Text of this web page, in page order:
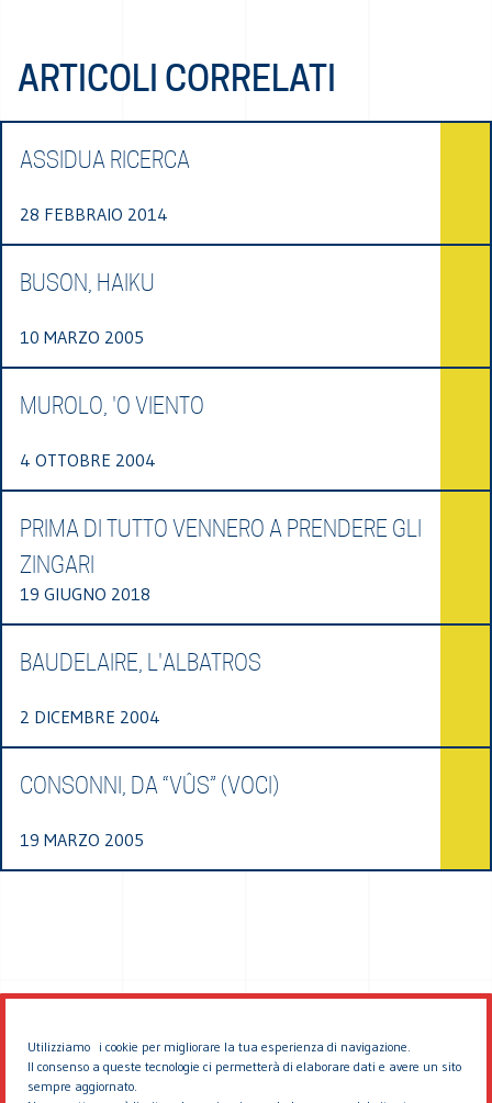
Utilizziamo i cookie per migliorare la tua esperienza di navigazione.
Il consenso a queste tecnologie ci permetterà di elaborare dati e avere un sito
sempre aggiornato.
ARTICOLI CORRELATI
ASSIDUA RICERCA
28 FEBBRAIO 2014
BUSON, HAIKU
10 MARZO 2005
MUROLO, 'O VIENTO
4 OTTOBRE 2004
PRIMA DI TUTTO VENNERO A PRENDERE GLI
ZINGARI
19 GIUGNO 2018
BAUDELAIRE, L'ALBATROS
2 DICEMBRE 2004
CONSONNI, DA “VÛS” (VOCI)
19 MARZO 2005